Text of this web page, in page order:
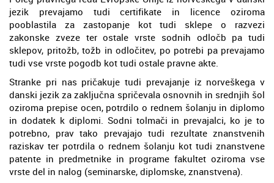
jezik prevajamo tudi certifikate in licence oziroma
pooblastila za zastopanje kot tudi sklepe o razvezi
zakonske zveze ter ostale vrste sodnih odločb pa tudi
sklepov, pritožb, tožb in odločitev, po potrebi pa prevajamo
tudi vse vrste pogodb kot tudi ostale pravne akte.
Stranke pri nas pričakuje tudi prevajanje iz norveškega v
danski jezik za zaključna spričevala osnovnih in srednjih šol
oziroma prepise ocen, potrdilo o rednem šolanju in diplomo
in dodatek k diplomi. Sodni tolmači in prevajalci, ko je to
potrebno, prav tako prevajajo tudi rezultate znanstvenih
raziskav ter potrdila o rednem šolanju kot tudi znanstvene
patente in predmetnike in programe fakultet oziroma vse
vrste del in nalog (seminarske, diplomske, znanstvena).